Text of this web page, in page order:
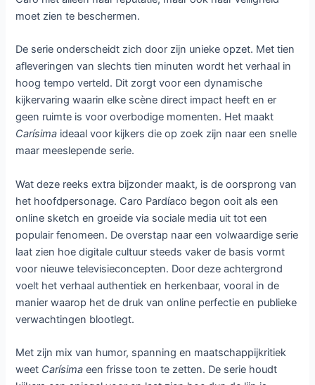
een razendsnel format.
die haar leven volledig heeft opgebouwd rond imago en
online succes. Deze rol wordt gespeeld door Julián Kartún,
die het personage niet alleen vertolkt maar ook zelf tot
leven bracht. Caro leeft ogenschijnlijk het perfecte leven,
maar wanneer haar dertigste verjaardag dichterbij komt,
slaat de twijfel toe. Ze raakt verstrikt in een existentiële
crisis en besluit dat slechts één ding haar status kan
onvergetelijk feest.
Terwijl de voorbereidingen in volle gang zijn, verschijnt Leo
in haar leven, gespeeld door Alex Pelao. Wat begint als een
intrigerende ontmoeting verandert al snel in een gevaarlijke
situatie wanneer blijkt dat hij geobsedeerd raakt en een
duistere kant heeft. Hierdoor verschuift de toon van de
serie van luchtige satire naar een spannende strijd waarin
Caro niet alleen haar reputatie, maar ook haar veiligheid
De serie onderscheidt zich door zijn unieke opzet. Met tien